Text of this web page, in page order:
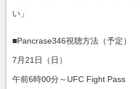
い」
■Pancrase346視聴方法（予定）
7月21日（日）
午前6時00分～UFC Fight Pass